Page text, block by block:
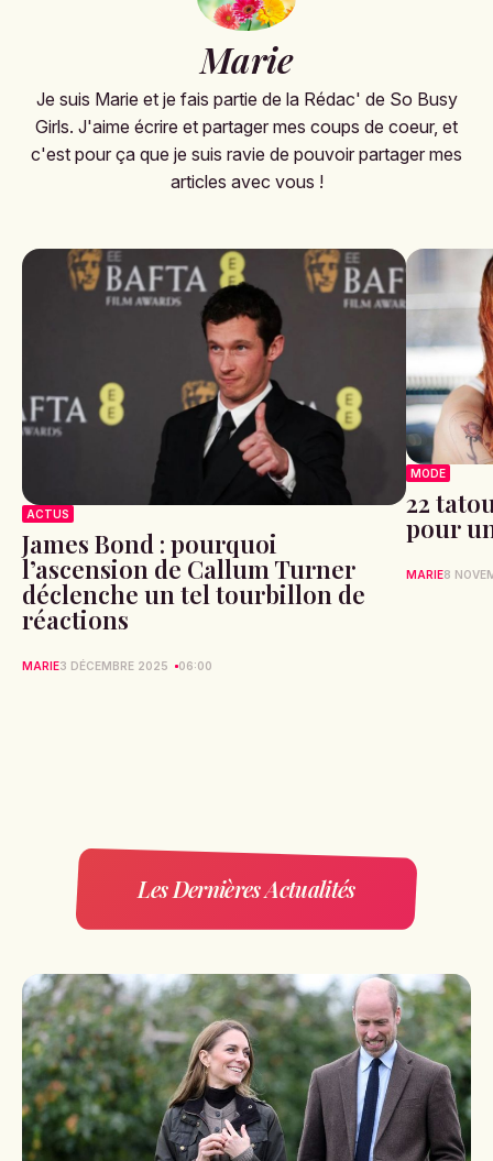
Marie
Je suis Marie et je fais partie de la Rédac' de So Busy
Girls. J'aime écrire et partager mes coups de coeur, et
c'est pour ça que je suis ravie de pouvoir partager mes
articles avec vous !
ACTUS
James Bond : pourquoi
l’ascension de Callum Turner
déclenche un tel tourbillon de
réactions
MARIE3 DÉCEMBRE 2025 06:00
MODE
22
pour
MARIE8
Les Dernières Actualités